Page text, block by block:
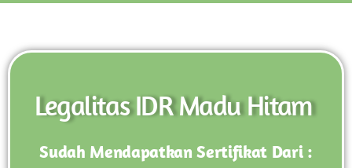
Legalitas IDR Madu Hitam
Sudah Mendapatkan Sertifikat Dari :